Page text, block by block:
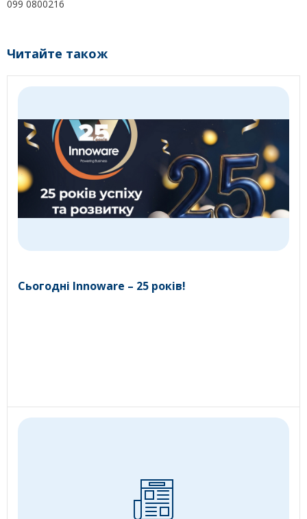
099 0800216
Читайте також
Сьогодні Innoware – 25 років!